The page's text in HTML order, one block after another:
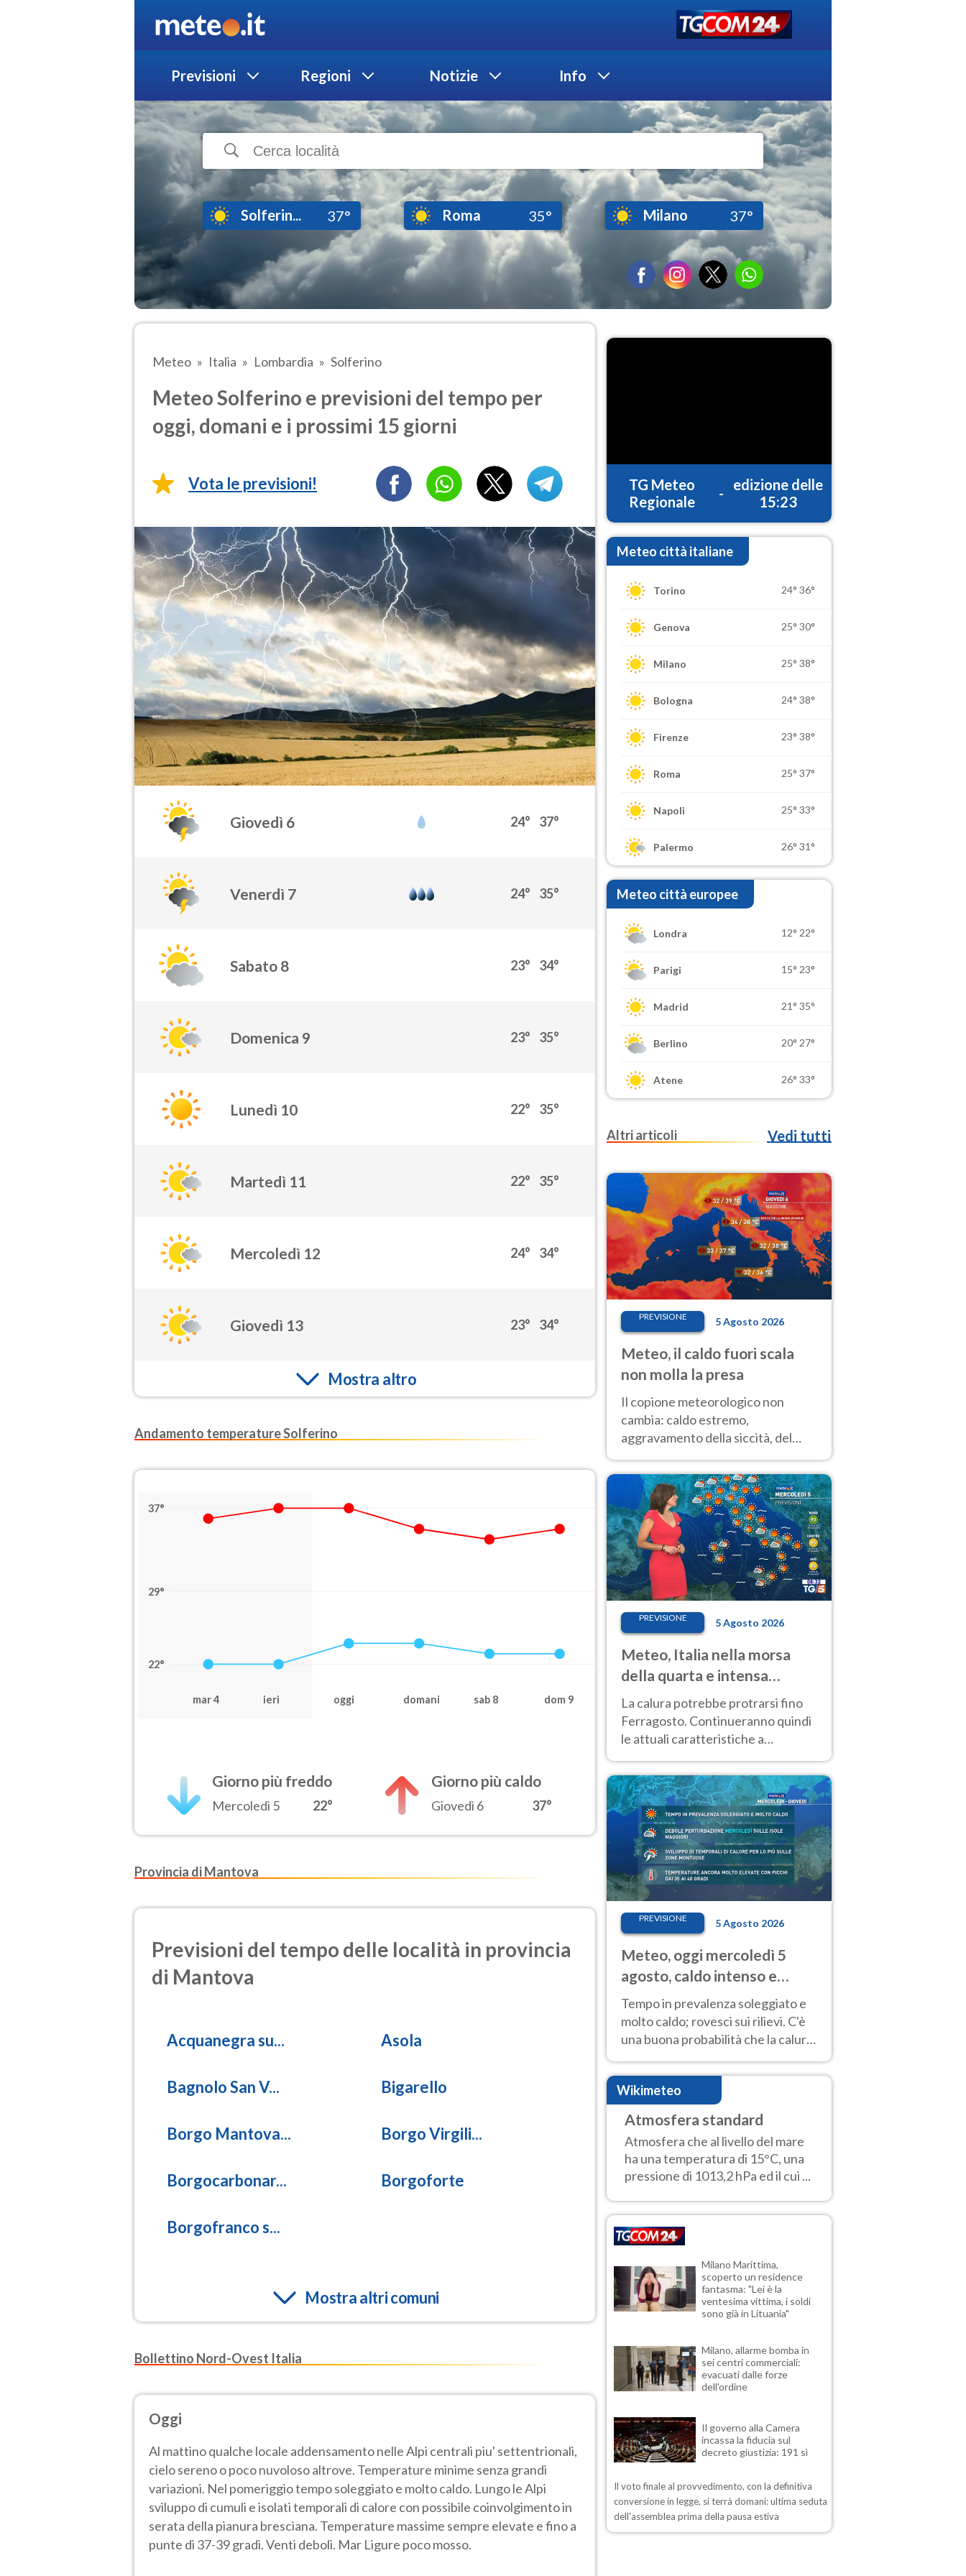
Previsioni Regioni Notizie Info
Solferin... 37° Roma 35° Milano 37°
Meteo Italia Lombardia Solferino
Meteo Solferino e previsioni del tempo per
oggi, domani e i prossimi 15 giorni
Vota le previsioni!
Giovedì 6 24° 37°
Venerdì 7 24° 35°
Sabato 8 23° 34°
Domenica 9 23° 35°
Lunedì 10 22° 35°
Martedì 11 22° 35°
Mercoledì 12 24° 34°
Giovedì 13 23° 34°
Mostra altro
Andamento temperature Solferino
37°
29°
22°
mar 4 ieri oggi domani sab 8 dom 9
Giorno più freddo
Mercoledì 5 22°
Giorno più caldo
Giovedì 6 37°
Provincia di Mantova
Previsioni del tempo delle località in provincia
di Mantova
Acquanegra su... Asola
Bagnolo San V... Bigarello
Borgo Mantova... Borgo Virgili...
Borgocarbonar... Borgoforte
Borgofranco s...
Mostra altri comuni
Bollettino Nord-Ovest Italia
Oggi
Al mattino qualche locale addensamento nelle Alpi centrali piu' settentrionali,
cielo sereno o poco nuvoloso altrove. Temperature minime senza grandi
variazioni. Nel pomeriggio tempo soleggiato e molto caldo. Lungo le Alpi
sviluppo di cumuli e isolati temporali di calore con possibile coinvolgimento in
serata della pianura bresciana. Temperature massime sempre elevate e fino a
punte di 37-39 gradi. Venti deboli. Mar Ligure poco mosso.
TG Meteo
Regionale
-
edizione delle
15:23
Meteo città italiane
Torino 24° 36°
Genova 25° 30°
Milano 25° 38°
Bologna 24° 38°
Firenze 23° 38°
Roma 25° 37°
Napoli 25° 33°
Palermo 26° 31°
Meteo città europee
Londra 12° 22°
Parigi 15° 23°
Madrid 21° 35°
Berlino 20° 27°
Atene 26° 33°
Altri articoli Vedi tutti
PREVISIONE 5 Agosto 2026
Meteo, il caldo fuori scala
non molla la presa
Il copione meteorologico non
cambia: caldo estremo,
aggravamento della siccità, del
calore. Nessun cambiamento fino
Ferragosto
PREVISIONE 5 Agosto 2026
Meteo, Italia nella morsa
della quarta e intensa
ondata di caldo
La calura potrebbe protrarsi fino
Ferragosto. Continueranno quindi
le attuali caratteristiche a
caldo estremo e temporali di calore
PREVISIONE 5 Agosto 2026
Meteo, oggi mercoledì 5
agosto, caldo intenso e
temporali
Tempo in prevalenza soleggiato e
molto caldo; rovesci sui rilievi. C'è
una buona probabilità che la calura
possa protrarsi fino almeno a
Ferragosto
Wikimeteo
Atmosfera standard
Atmosfera che al livello del mare
ha una temperatura di 15°C, una
pressione di 1013,2 hPa ed il cui ...
Milano Marittima,
scoperto un residence
fantasma: "Lei è la
ventesima vittima, i soldi
sono già in Lituania"
Milano, allarme bomba in
sei centri commerciali:
evacuati dalle forze
dell'ordine
Il governo alla Camera
incassa la fiducia sul
decreto giustizia: 191 sì
Il voto finale al provvedimento, con la definitiva
conversione in legge, si terrà domani: ultima seduta
dell'assemblea prima della pausa estiva